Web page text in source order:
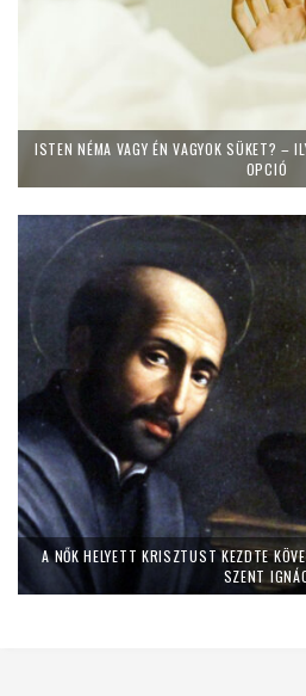
ISTEN NÉMA VAGY ÉN VAGYOK SÜKET? –
OPCIÓ
A NŐK HELYETT KRISZTUST KEZDTE
SZENT